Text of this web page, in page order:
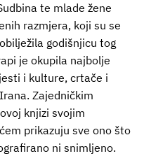
te mlade žene
razmjera, koji su se
godišnjicu tog
je okupila najbolje
i kulture, crtače i
Zajedničkim
knjizi svojim
prikazuju sve ono što
ni snimljeno.